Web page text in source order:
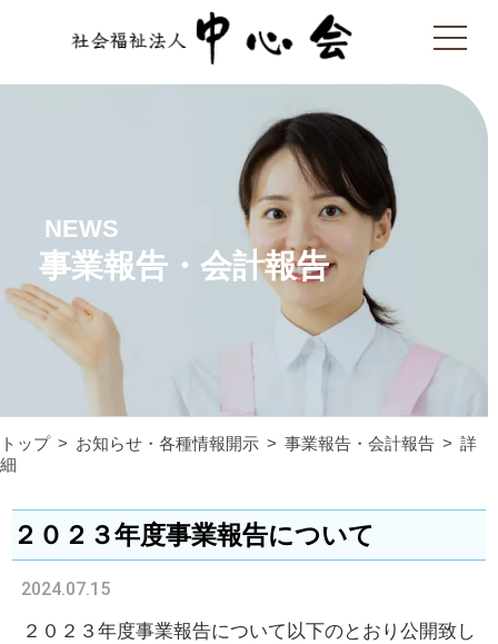
NEWS
事業報告・会計報告
トップ お知らせ・各種情報開示 事業報告・会計報告
詳
細
２０２３年度事業報告について
2024.07.15
２０２３年度事業報告について以下のとおり公開致し